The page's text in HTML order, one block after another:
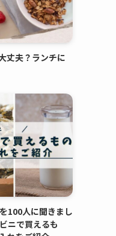
丈夫？ランチに
100人に聞きまし
ニで買えるも